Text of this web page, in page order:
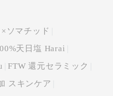
ソマチッド
天日塩 Harai
FTW 還元セラミック
スキンケア